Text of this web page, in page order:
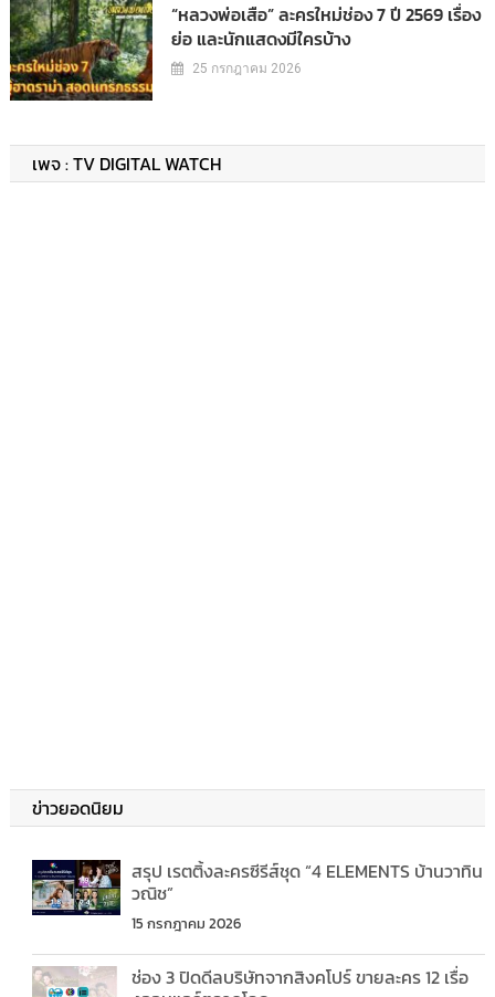
“หลวงพ่อเสือ” ละครใหม่ช่อง 7 ปี 2569 เรื่อง
ย่อ และนักแสดงมีใครบ้าง
25 กรกฎาคม 2026
เพจ : TV DIGITAL WATCH
ข่าวยอดนิยม
สรุป เรตติ้งละครซีรีส์ชุด “4 ELEMENTS บ้านวาทิน
วณิช”
15 กรกฎาคม 2026
ช่อง 3 ปิดดีลบริษัทจากสิงคโปร์ ขายละคร 12 เรื่อ